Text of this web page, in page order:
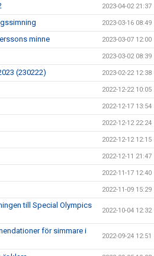
2023-04-02 21:37
2023-03-16 08:49
minne 2023-03-07 12:00
2023-03-02 08:39
(230222) 2023-02-22 12:38
2022-12-22 10:05
2022-12-17 13:54
2022-12-12 22:24
2022-12-12 12:15
2022-12-11 21:47
2022-11-17 12:40
2022-11-09 15:29
till Special Olympics
2022-10-04 12:32
för simmare i
2022-09-24 12:51